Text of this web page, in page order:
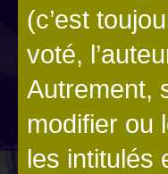
(c’est
voté,
Autrement,
modifier ou
les intitulés